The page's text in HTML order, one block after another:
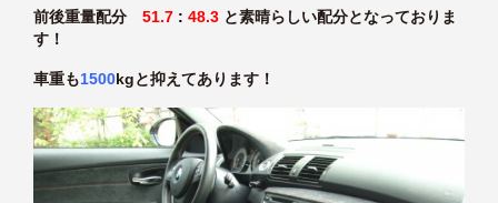
前後重量配分 51.7 : 48.3 と素晴らしい配分となっておりま
す！
車重も1500kgと抑えてあります！